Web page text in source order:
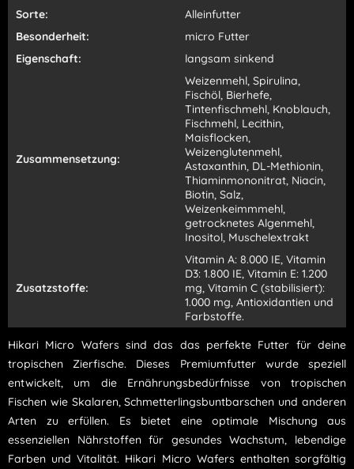
Sorte:
Alleinfutter
Besonderheit:
micro Futter
Eigenschaft:
langsam sinkend
Zusammensetzung:
Weizenmehl, Spirulina,
Fischöl, Bierhefe,
Tintenfischmehl, Knoblauch,
Fischmehl, Lecithin,
Maisflocken,
Weizenglutenmehl,
Astaxanthin, DL-Methionin,
Thiaminmononitrat, Niacin,
Biotin, Salz,
Weizenkeimmmehl,
getrocknetes Algenmehl,
Inositol, Muschelextrakt
Zusatzstoffe:
Vitamin A: 8.000 IE, Vitamin
D3: 1.800 IE, Vitamin E: 1.200
mg, Vitamin C (stabilisiert):
1.000 mg, Antioxidantien und
Farbstoffe.
Hikari Micro Wafers sind das das perfekte Futter für deine
tropischen Zierfische. Dieses Premiumfutter wurde speziell
entwickelt, um die Ernährungsbedürfnisse von tropischen
Fischen wie Skalaren, Schmetterlingsbuntbarschen und anderen
Arten zu erfüllen. Es bietet eine optimale Mischung aus
essenziellen Nährstoffen für gesundes Wachstum, lebendige
Farben und Vitalität. Hikari Micro Wafers enthalten sorgfältig